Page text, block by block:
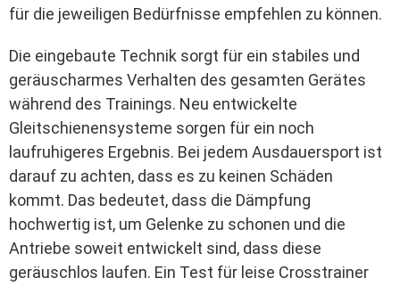
für die jeweiligen Bedürfnisse empfehlen zu können.
Die eingebaute Technik sorgt für ein stabiles und
geräuscharmes Verhalten des gesamten Gerätes
während des Trainings. Neu entwickelte
Gleitschienensysteme sorgen für ein noch
laufruhigeres Ergebnis. Bei jedem Ausdauersport ist
darauf zu achten, dass es zu keinen Schäden
kommt. Das bedeutet, dass die Dämpfung
hochwertig ist, um Gelenke zu schonen und die
Antriebe soweit entwickelt sind, dass diese
geräuschlos laufen. Ein Test für leise Crosstrainer